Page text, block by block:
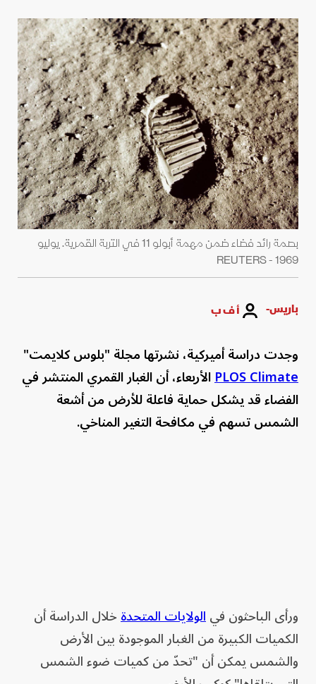
بصمة رائد فضاء ضمن مهمة أبولو 11 في التربة القمرية. يوليو
1969 - REUTERS
باريس- أ ف ب
وجدت دراسة أميركية، نشرتها مجلة "بلوس كلايمت"
PLOS Climateالأربعاء، أن الغبار القمري المنتشر في
الفضاء قد يشكل حماية فاعلة للأرض من أشعة
الشمس تسهم في مكافحة التغير المناخي.
ورأى الباحثون فيالولايات المتحدةخلال الدراسة أن
الكميات الكبيرة من الغبار الموجودة بين الأرض
والشمس يمكن أن "تحدّ من كميات ضوء الشمس